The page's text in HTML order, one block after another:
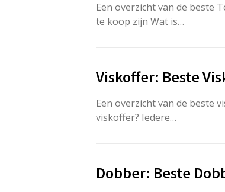
Een overzicht van de beste
te koop zijn Wat is…
Viskoffer: Beste
Een overzicht van de beste
viskoffer? Iedere…
Dobber: Beste